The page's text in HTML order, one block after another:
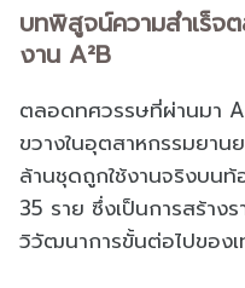
บทพิสูจน์ความสำเร็จ
งาน A²B
ตลอดทศวรรษที่ผ่านมา
ขวางในอุตสาหกรรมยา
ล้านชุดถูกใช้งานจริงบน
35 ราย ซึ่งเป็นการสร้าง
วิวัฒนาการขั้นต่อไปของเ